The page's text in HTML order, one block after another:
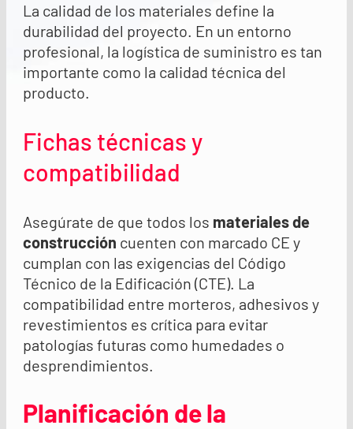
La calidad de los materiales define la
durabilidad del proyecto. En un entorno
profesional, la logística de suministro es tan
importante como la calidad técnica del
producto.
Fichas técnicas y
compatibilidad
Asegúrate de que todos los materiales de
construcción cuenten con marcado CE y
cumplan con las exigencias del Código
Técnico de la Edificación (CTE). La
compatibilidad entre morteros, adhesivos y
revestimientos es crítica para evitar
patologías futuras como humedades o
desprendimientos.
Planificación de la